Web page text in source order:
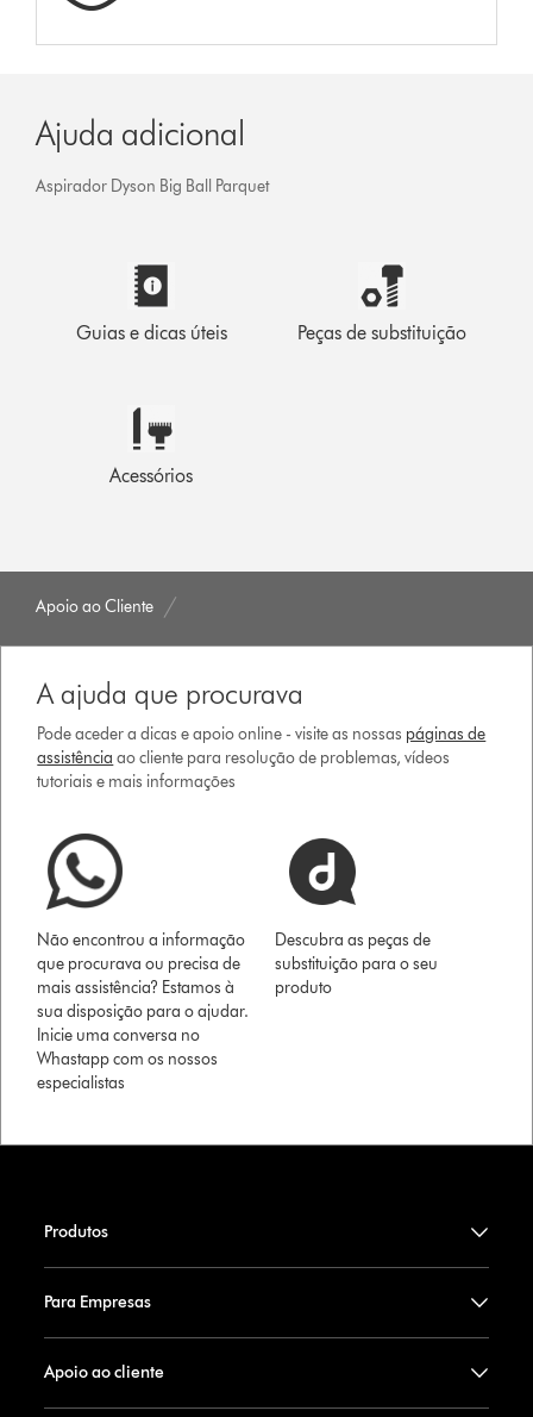
Ajuda adicional
Aspirador Dyson Big Ball Parquet
Guias e dicas úteis Peças de substituição
Acessórios
Apoio ao Cliente
A ajuda que procurava
Pode aceder a dicas e apoio online - visite as nossas páginas de
assistência ao cliente para resolução de problemas, vídeos
tutoriais e mais informações
Não encontrou a informação
que procurava ou precisa de
mais assistência? Estamos à
sua disposição para o ajudar.
Inicie uma conversa no
Whastapp com os nossos
especialistas
Descubra as peças de
substituição para o seu
produto
Produtos
Para Empresas
Apoio ao cliente